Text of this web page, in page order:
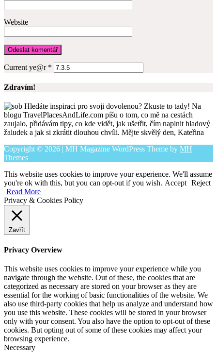
Website
Current ye@r *
Zdravím!
Hledáte inspiraci pro svoji dovolenou? Zkuste to tady! Na
blogu TravelPlacesAndLife.com píšu o tom, co mě na cestách
zaujalo, přidávám tipy, co kde vidět, jak ušetřit, čím naplnit hladový
žaludek a jak si zkrátit dlouhou chvíli. Mějte skvělý den, Kateřina
Copyright © 2026 | MH Magazine WordPress Theme by MH
Themes
This website uses cookies to improve your experience. We'll assume
you're ok with this, but you can opt-out if you wish. Accept Reject
Read More
Privacy & Cookies Policy
Zavřít
Privacy Overview
This website uses cookies to improve your experience while you
navigate through the website. Out of these, the cookies that are
categorized as necessary are stored on your browser as they are
essential for the working of basic functionalities of the website. We
also use third-party cookies that help us analyze and understand how
you use this website. These cookies will be stored in your browser
only with your consent. You also have the option to opt-out of these
cookies. But opting out of some of these cookies may affect your
browsing experience.
Necessary